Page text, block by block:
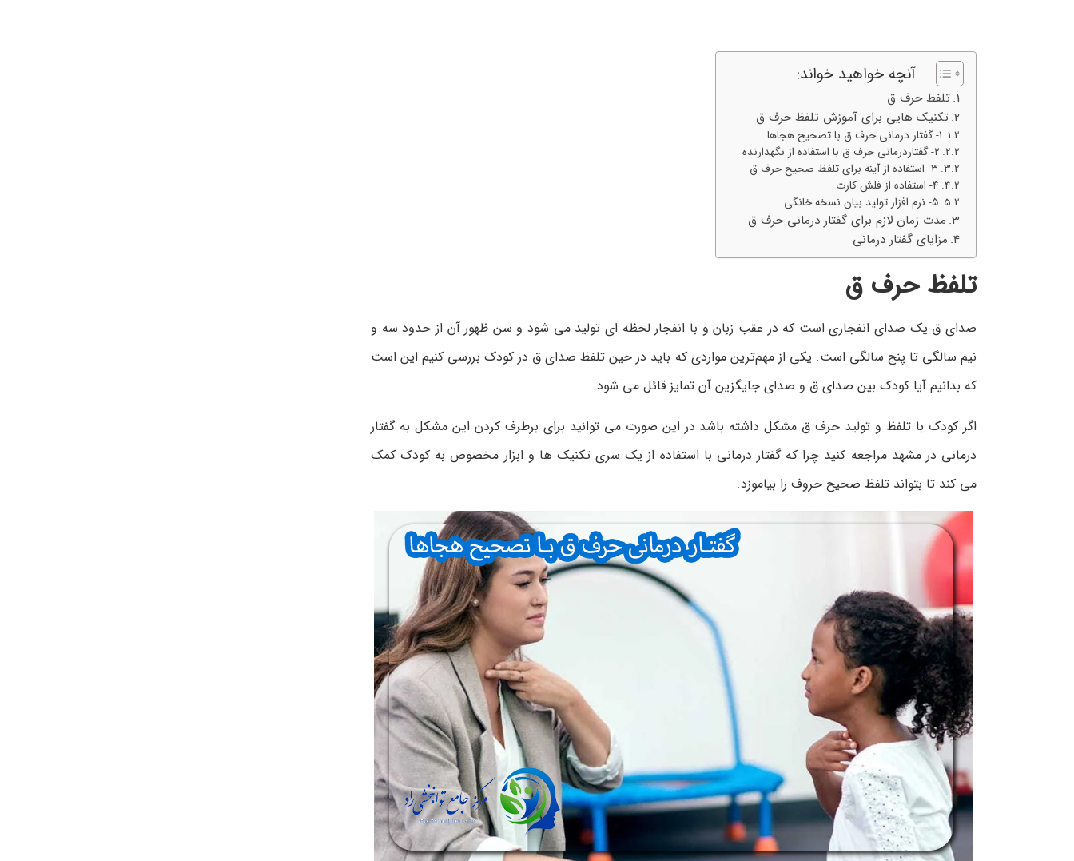
آنچه خواهید خواند:
تلفظ حرف ق
تکنیک هایی برای آموزش تلفظ حرف ق
۱- گفتار درمانی حرف ق با تصحیح هجاها
۲- گفتاردرمانی حرف ق با استفاده از نگهدارنده
۳- استفاده از آینه برای تلفظ صحیح حرف ق
۴- استفاده از فلش کارت
۵- نرم افزار تولید بیان نسخه خانگی
مدت زمان لازم برای گفتار درمانی حرف ق
مزایای گفتار درمانی
تلفظ حرف ق
صدای ق یک صدای انفجاری است که در عقب زبان و با انفجار لحظه ای تولید می شود و سن ظهور آن از حدود سه و
نیم سالگی تا پنج سالگی است. یکی از مهم‌ترین مواردی که باید در حین تلفظ صدای ق در کودک بررسی کنیم این است
که بدانیم آیا کودک بین صدای ق و صدای جایگزین آن تمایز قائل می شود.
اگر کودک با تلفظ و تولید حرف ق مشکل داشته باشد در این صورت می توانید برای برطرف کردن این مشکل به گفتار
درمانی در مشهد مراجعه کنید چرا که گفتار درمانی با استفاده از یک سری تکنیک ها و ابزار مخصوص به کودک کمک
می کند تا بتواند تلفظ صحیح حروف را بیاموزد.